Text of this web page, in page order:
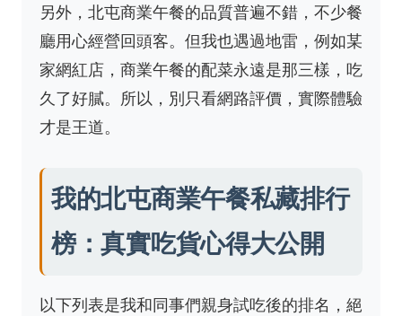
另外，北屯商業午餐的品質普遍不錯，不少餐
廳用心經營回頭客。但我也遇過地雷，例如某
家網紅店，商業午餐的配菜永遠是那三樣，吃
久了好膩。所以，別只看網路評價，實際體驗
才是王道。
我的北屯商業午餐私藏排行
榜：真實吃貨心得大公開
以下列表是我和同事們親身試吃後的排名，絕